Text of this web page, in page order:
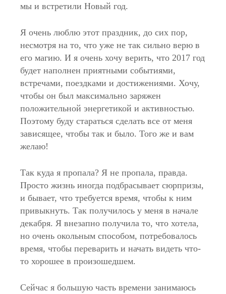
мы и встретили Новый год.
Я очень люблю этот праздник, до сих пор,
несмотря на то, что уже не так сильно верю в
его магию. И я очень хочу верить, что 2017 год
будет наполнен приятными событиями,
встречами, поездками и достижениями. Хочу,
чтобы он был максимально заряжен
положительной энергетикой и активностью.
Поэтому буду стараться сделать все от меня
зависящее, чтобы так и было. Того же и вам
желаю!
Так куда я пропала? Я не пропала, правда.
Просто жизнь иногда подбрасывает сюрпризы,
и бывает, что требуется время, чтобы к ним
привыкнуть. Так получилось у меня в начале
декабря. Я внезапно получила то, что хотела,
но очень окольным способом, потребовалось
время, чтобы переварить и начать видеть что-
то хорошее в произошедшем.
Сейчас я большую часть времени занимаюсь